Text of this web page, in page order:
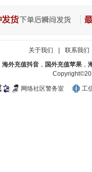
关于我们
联系我们
海外充值抖音， 国外充值苹果，
网络社区警务室 工